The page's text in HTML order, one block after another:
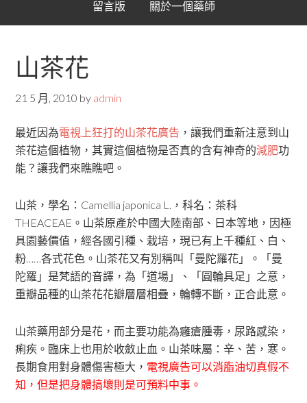
留言版 關於一個藥師
山茶花
21 5 月, 2010 by admin
最近因為電視上狂打的山茶花廣告 ，讓我們重新注意到山
茶花這個植物，其實這個植物是否真的含有神奇的減肥功
能？讓我們來瞧瞧吧。
山茶，學名：Camellia japonica L.，科名：茶科
THEACEAE。山茶原產於中國大陸南部、日本等地，因極
具園藝價值，經各國引種、栽培，現已有上千種紅、白、
粉……各式花色。山茶花又有別稱叫「曼陀羅花」。「曼
陀羅」是梵語的音譯，為「道場」、「圓輪具足」之意，
重瓣品種的山茶花花瓣層層相疊，輪轉不斷，正合此意。
山茶藥用部分是花，而主要功能為癰瘡腫毒，尿路感染，
痢疾。臨床上也用於收斂止血。山茶味屬：辛、苦，寒。
長期食用對身體傷害極大， 電視廣告可以消脂油切真假不
知，但是把身體搞壞則是可預料中事。